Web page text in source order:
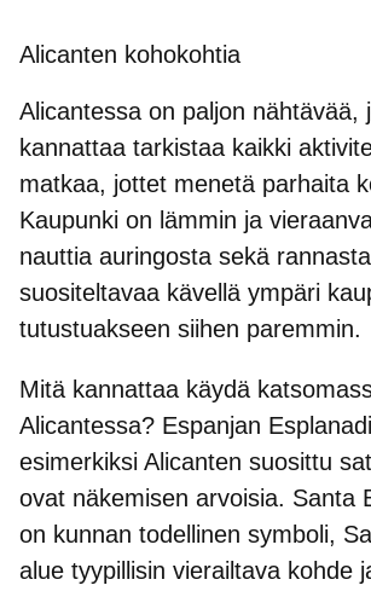
Alicanten kohokohtia
Alicantessa on paljon nähtävää,
kannattaa tarkistaa kaikki
matkaa, jottet menetä parhaita
Kaupunki on lämmin ja
nauttia auringosta sekä
suositeltavaa kävellä ympäri
tutustuakseen siihen paremmin.
Mitä kannattaa käydä
Alicantessa? Espanjan
esimerkiksi Alicanten suosittu
ovat näkemisen arvoisia. Santa
on kunnan todellinen symboli,
alue tyypillisin vierailtava kohde